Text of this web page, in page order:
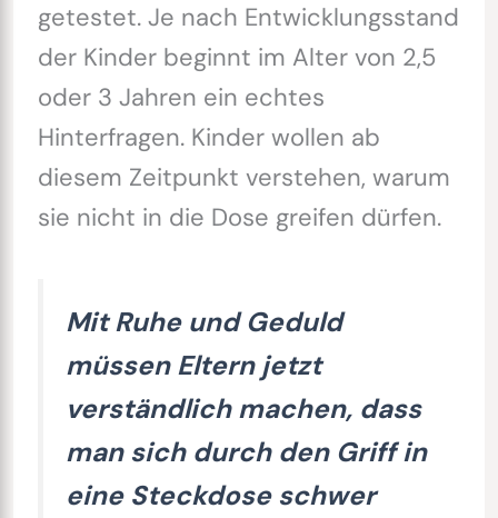
getestet. Je nach Entwicklungsstand
der Kinder beginnt im Alter von 2,5
oder 3 Jahren ein echtes
Hinterfragen. Kinder wollen ab
diesem Zeitpunkt verstehen, warum
sie nicht in die Dose greifen dürfen.
Mit Ruhe und Geduld
müssen Eltern jetzt
verständlich machen, dass
man sich durch den Griff in
eine Steckdose schwer